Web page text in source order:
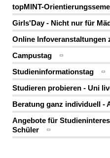
topMINT-
Girls'Day - Nicht nur für
Online Infoveranstaltungen
Campustag
Studieninformationstag
Studieren probieren - Uni
Beratung ganz individuell -
Angebote für
Schüler